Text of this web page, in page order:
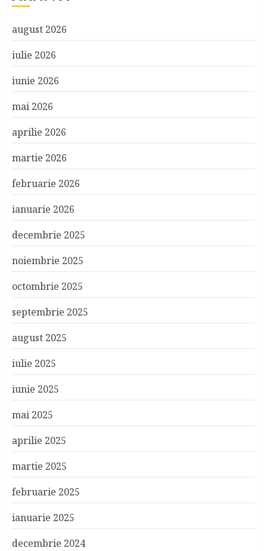
august 2026
iulie 2026
iunie 2026
mai 2026
aprilie 2026
martie 2026
februarie 2026
ianuarie 2026
decembrie 2025
noiembrie 2025
octombrie 2025
septembrie 2025
august 2025
iulie 2025
iunie 2025
mai 2025
aprilie 2025
martie 2025
februarie 2025
ianuarie 2025
decembrie 2024